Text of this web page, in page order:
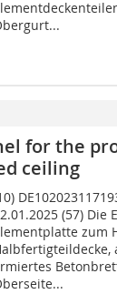
for the
ceiling
(57)
zum